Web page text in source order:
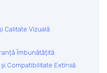
Calitate Vizuală
Îmbunătățită
Compatibilitate Extinsă